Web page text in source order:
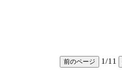
前のページ 1/11